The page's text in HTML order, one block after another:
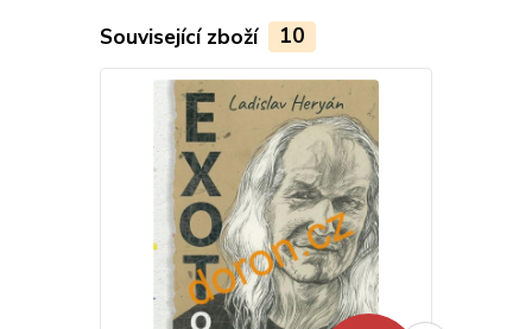
Související zboží 10